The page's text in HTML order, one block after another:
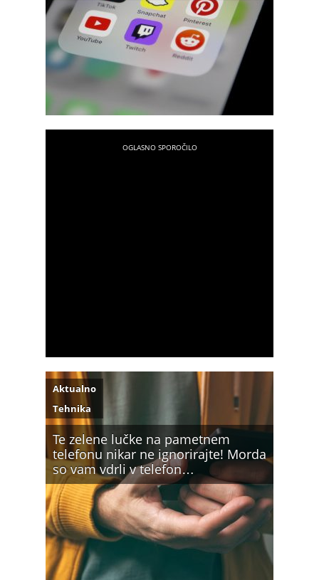
Te zelene lučke na pametnem
telefonu nikar ne ignorirajte! Morda
so vam vdrli v telefon…
Aktualno
Tehnika